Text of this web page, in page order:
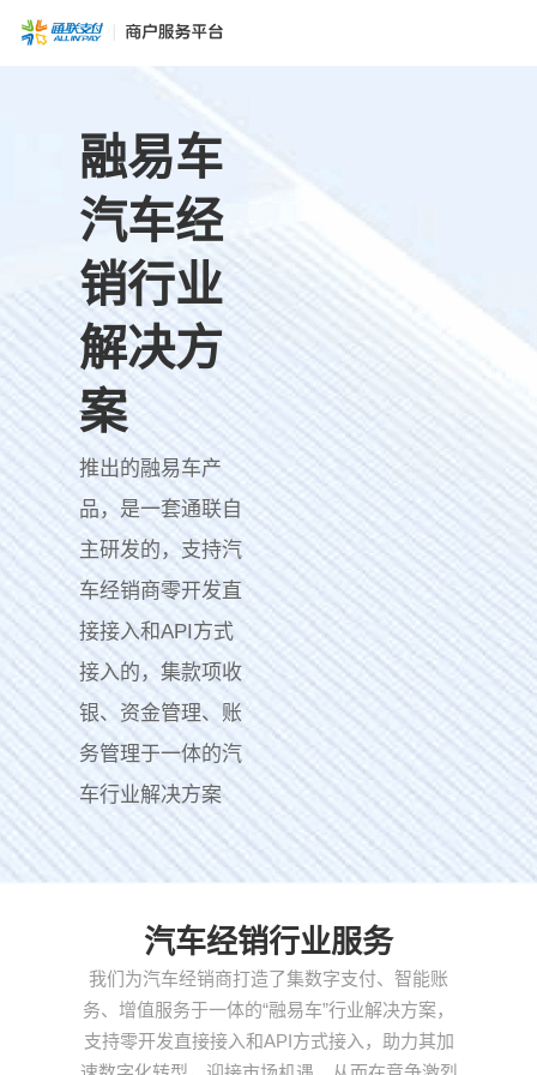
融易车
汽车经
销行业
解决方
案
推出的融易车产
品，是一套通联自
主研发的，支持汽
车经销商零开发直
接接入和API方式
接入的，集款项收
银、资金管理、账
务管理于一体的汽
车行业解决方案
汽车经销行业服务
我们为汽车经销商打造了集数字支付、智能账
务、增值服务于一体的“融易车”行业解决方案，
支持零开发直接接入和API方式接入，助力其加